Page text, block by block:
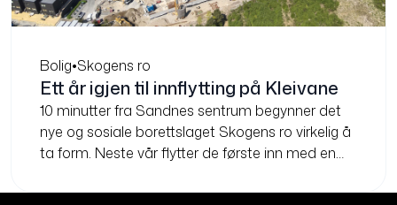
Bolig•Skogens ro
Ett år igjen til innflytting på Kleivane
10 minutter fra Sandnes sentrum begynner det
nye og sosiale borettslaget Skogens ro virkelig å
ta form. Neste vår flytter de første inn med en